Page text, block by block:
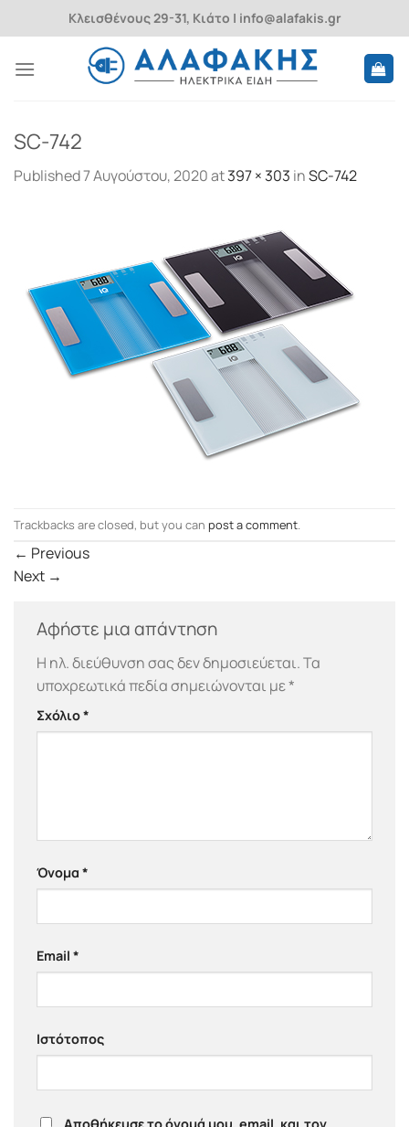
to
Κλεισθένους 29-31, Κιάτο | info@alafakis.gr
SC-742
Published7 Αυγούστου, 2020at397 × 303 inSC-742
Trackbacks are closed, but you can post a comment
← Previous
Next →
Αφήστε μια απάντηση
Η ηλ. διεύθυνση σας δεν δημοσιεύεται.Τα
υποχρεωτικά πεδία σημειώνονται με*
Σχόλιο*
Όνομα *
Email *
Ιστότοπος
Αποθήκευσε το όνομά μου, email, και τον